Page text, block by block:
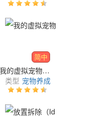
简中
我的虚拟宠物店（My Virtual Pet Shop: Animals）
类型 宠物养成